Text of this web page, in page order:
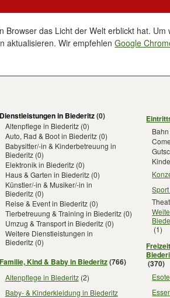
das Licht der Welt erblickt hat. Um
aktualisieren. Wir empfehlenGoogle
Dienstleistungen in Biederitz(0)
Altenpflege in Biederitz(0)
Auto, Rad & Boot in Biederitz(0)
Babysitter/-in & Kinderbetreuung in
Biederitz(0)
Elektronik in Biederitz(0)
Haus & Garten in Biederitz(0)
Künstler/-in & Musiker/-in in
Biederitz(0)
Reise & Event in Biederitz(0)
Tierbetreuung & Training in Biederitz(0)
Umzug & Transport in Biederitz(0)
Weitere Dienstleistungen in
Biederitz(0)
Familie, Kind & Baby in Biederitz(766)
Altenpflege in Biederitz(2)
Baby- & Kinderkleidung in Biederitz
(1)
(370)